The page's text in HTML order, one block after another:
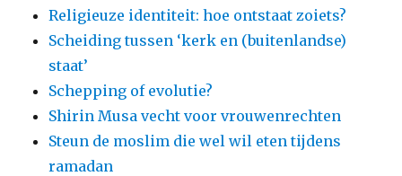
Religieuze identiteit: hoe ontstaat zoiets?
Scheiding tussen ‘kerk en (buitenlandse)
staat’
Schepping of evolutie?
Shirin Musa vecht voor vrouwenrechten
Steun de moslim die wel wil eten tijdens
ramadan